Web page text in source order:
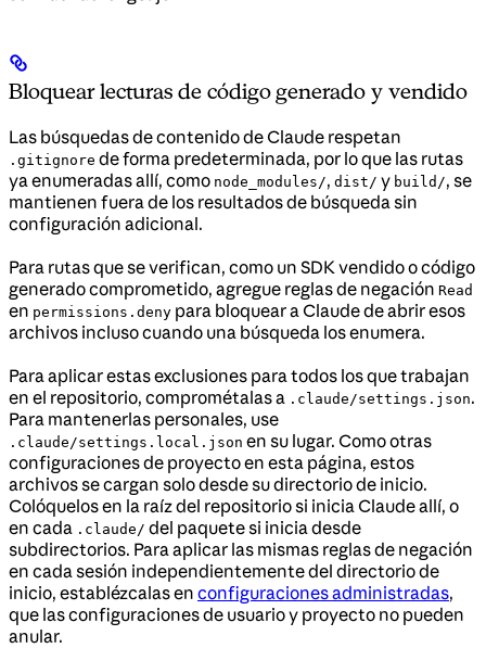
Bloquear lecturas de código generado y vendido
Las búsquedas de contenido de Claude respetan
.gitignore de forma predeterminada, por lo que las rutas
ya enumeradas allí, como node_modules/, dist/ y build/, se
mantienen fuera de los resultados de búsqueda sin
configuración adicional.
Para rutas que se verifican, como un SDK vendido o código
generado comprometido, agregue reglas de negación Read
en permissions.deny para bloquear a Claude de abrir esos
archivos incluso cuando una búsqueda los enumera.
Para aplicar estas exclusiones para todos los que trabajan
en el repositorio, comprométalas a .claude/settings.json.
Para mantenerlas personales, use
.claude/settings.local.json en su lugar. Como otras
configuraciones de proyecto en esta página, estos
archivos se cargan solo desde su directorio de inicio.
Colóquelos en la raíz del repositorio si inicia Claude allí, o
en cada .claude/ del paquete si inicia desde
subdirectorios. Para aplicar las mismas reglas de negación
en cada sesión independientemente del directorio de
inicio, establézcalas en configuraciones administradas,
que las configuraciones de usuario y proyecto no pueden
anular.